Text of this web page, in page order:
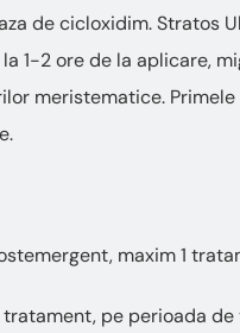
de cicloxidim. Stratos
1-2 ore de la aplicare,
meristematice.
maxim 1
pe perioada de